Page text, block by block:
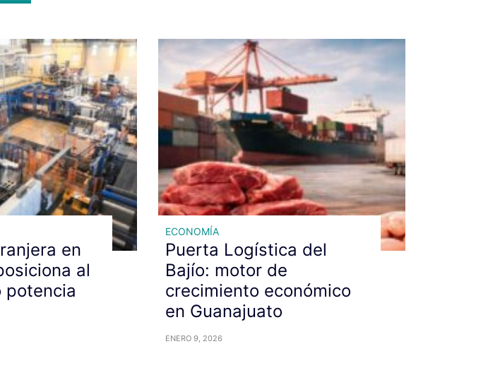
en
al
potencia
ECONOMÍA
Puerta Logística del
Bajío: motor de
crecimiento económico
en Guanajuato
ENERO 9, 2026